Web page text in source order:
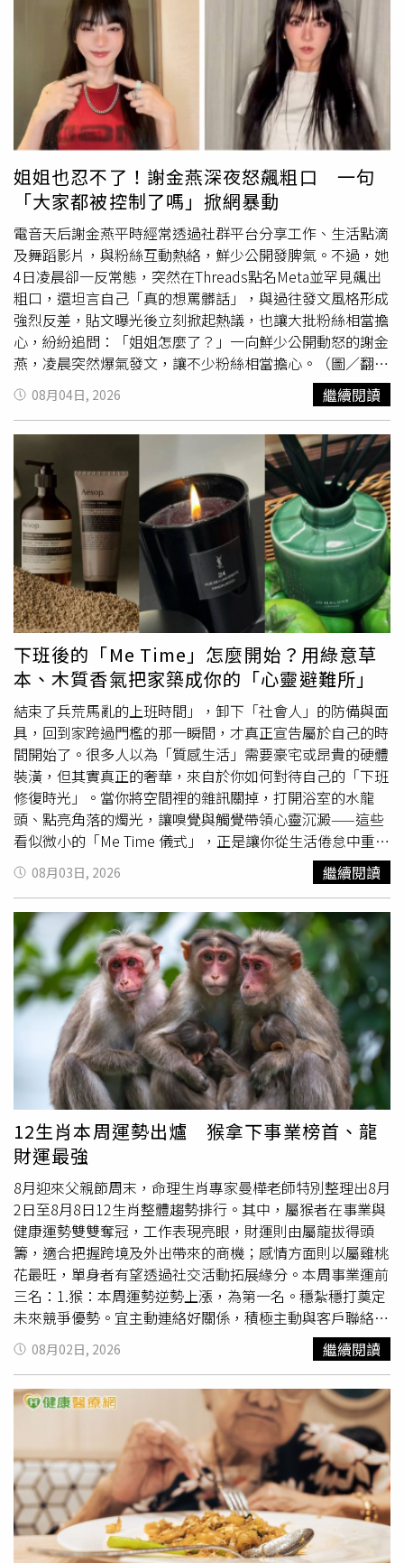
發文希望有台灣山友能幫忙帶高蛋白粉、益生菌、維他命
C、綜合維生素B群，以及鋅、鐵、鎂等營養品上山，並表
示願意支付費用。沒想到貼文曝光後，很快就有台灣山友主
動幫忙。原PO透露「稟告各位台灣超人，已經有人幫我帶
上山了！突然被捕捉然後塞了一堆保健品，而且都深藏功與
名，不跟我說名字」，她收到的物資除了保健食品外，還有
能量飲、果膠、堅果棒、蛋白棒、點心，甚至還有人特地帶
了Lawson炸雞上山；更讓她驚訝的是，由於長時間工作造
成她的斜方肌不適，竟還有山友貼心送上類固醇藥物，讓她
暖心笑說「山頂醫院都開張了」。許多台灣山友帶物資給原
PO，讓她相當感動。（圖／翻攝自Threads／
@______peipei）還有山友知道原PO斜方肌不適後，貼心
送來類固醇藥物。（圖／翻攝自Threads／
@______peipei）原PO坦言，一開始發文只是想「活下
去」，尤其山上極度缺乏原型食物，沒想到獲得這麼多陌生
人的幫助，她感性表示，身體雖然十分疲憊，但內心卻充滿
感動，「在台灣的時候會覺得是鬼島，但離開之後就會知道
那是一塊寶島，全世界只有台灣人會這樣，我說真的」。原
PO也透露，未來自己會分享在富士山頂工作及攀登富士山
的注意事項，並整理成旅客篇與工作篇，讓想來富士山爬山
或住宿的人可以參考，「希望文字能夠留下足跡，讓後續的
人可以作為參考，祝福每個人爬山都出大景，平安下山」。
姐姐也忍不了！謝金燕深夜怒飆粗口 一句
「大家都被控制了嗎」掀網暴動
電音天后謝金燕平時經常透過社群平台分享工作、生活點滴
及舞蹈影片，與粉絲互動熱絡，鮮少公開發脾氣。不過，她
4日凌晨卻一反常態，突然在Threads點名Meta並罕見飆出
粗口，還坦言自己「真的想罵髒話」，與過往發文風格形成
強烈反差，貼文曝光後立刻掀起熱議，也讓大批粉絲相當擔
心，紛紛追問：「姐姐怎麼了？」一向鮮少公開動怒的謝金
燕，凌晨突然爆氣發文，讓不少粉絲相當擔心。（圖／翻攝
自Threads，jeanniehsieh___bbb）謝金燕在Threads寫
下：「我真的不是會隨便跟大家倒垃圾的人，但我真的想罵
髒話……Meta你ㄨㄨ蛋！」隨後又發文疑惑表示：「大家
都被Meta控制了嗎？」從字裡行間不難看出，她對這次事
件相當在意，也因此引發外界好奇，究竟是什麼原因，讓向
來情緒管理得宜的她忍不住公開爆氣。貼文曝光後，大批粉
絲立刻湧入留言區關心，有人詢問「Meta到底做了什
麼？」、「姐姐怎麼了？」、「發生什麼事了？」也有人笑
稱要化身「柯南」幫忙追查真相，更有粉絲打趣表示：「敢
欺負姐姐的人是不要命了嗎？」相關討論也迅速在社群平台
延燒。謝金燕疑似因Threads平台異常而動怒，相關貼文曝
光後引發網友熱烈討論。（圖／翻攝自Threads，
jeanniehsieh___bbb）面對粉絲接連關心，謝金燕事後也留
言回應：「抱歉！沒忍住。」雖然她始終沒有進一步說明事
件原委，但一句簡短回覆，也讓不少粉絲感受到她當時確實
忍耐已久，才會罕見在社群公開宣洩情緒。由於謝金燕沒有
公開說明原因，網友也開始比對她近期的發文內容，不少人
推測，這次突然點名Meta，很可能與Threads近期出現的系
統異常有關。她日前曾提到，不少粉絲留言會被系統「吃
掉」，甚至無故消失，導致她與粉絲的互動受到影響，而這
次一句「大家都被Meta控制了嗎？」更讓不少網友認為，
她應該也是近期平台異常的受影響者之一。不過，截至目前
為止，謝金燕並未證實真正原因，Meta方面也沒有回應相
關情況。除了這起罕見爆氣事件掀起討論外，謝金燕近期分
享的保養及身材管理方式，同樣受到不少粉絲關注。她日前
透露，自己連續兩個月幾乎天天吃火鍋，體重不但沒有增
加，反而一直維持在46公斤左右，甚至還略微下降，讓不少
人直呼不可思議。謝金燕表示，她並沒有刻意節食，而是透
過調整進食順序控制體態，每次吃火鍋時都會先吃蔬菜、菇
類，再吃肉類與雞蛋，最後才攝取澱粉，同時每餐維持八分
飽，因此即使經常享用火鍋，也能減少身體負擔、維持理想
體態。除了維持身材，她也大方分享養髮祕訣，包括平時多
補充蛋白質、Omega-3魚油、鋅、維生素B群及鐵質，維持
充足睡眠、避免過度焦慮，吹頭髮時不要使用過高溫度，並
保持均衡飲食。她更笑說，自己的
08月04日, 2026 繼續閱讀
下班後的「Me Time」怎麼開始？用綠意草
本、木質香氣把家築成你的「心靈避難所」
結束了兵荒馬亂的上班時間」，卸下「社會人」的防備與面
具，回到家跨過門檻的那一瞬間，才真正宣告屬於自己的時
間開始了。很多人以為「質感生活」需要豪宅或昂貴的硬體
裝潢，但其實真正的奢華，來自於你如何對待自己的「下班
修復時光」。當你將空間裡的雜訊關掉，打開浴室的水龍
頭、點亮角落的燭光，讓嗅覺與觸覺帶領心靈沉澱——這些
看似微小的「Me Time 儀式」，正是讓你從生活倦怠中重新
補滿血量的祕密武器。剛踏進家門、需要切換心情的「過渡
時刻」剛從擠爆的捷運、塞車的車陣或高壓的辦公室回到
家，腦袋還停留在工作節奏中，無法放鬆？這時你需要一個
「開關」告訴自己：下班了！神隊友推薦：Jo Malone
London 綠蕃茄藤限定版擴香 & 番茄葉手部清潔露一推開家
門，迎面而來的是 Townhouse 限定版擴香釋放出的綠蕃茄
藤與雪松葉氣息，宛如秒飛晨光灑落的英倫蔬菜園，滿溢清
新自然的生機。走進洗手台，用「番茄葉手部清潔露」洗去
外面的灰塵與病菌，透明凝露轉化為綿密泡沫，甘油與白花
菜籽油滋潤雙手的同時，鮮明草本香氣瞬間洗淨了內心的浮
躁，成為開啟 Me Time 的完美第一步。（圖／品牌提供、
廖怡婷 攝）Jo Malone London Townhouse 綠蕃茄藤香氛
工藝限定版陶瓷蠟燭 300G／5200元、75G／2000元、
Townhouse綠蕃茄藤限定版擴香 350ML／8100元 ; 番茄葉
手部清潔露 250ML／2050元（圖／品牌提供）卸下一整天
防禦、需要深度沉靜的「感官沐浴時間」開了一整天的會、
處理完無數突發狀況，身體緊繃到連肩頸都在抗議？此時的
淋浴不只是為了洗澡，而是一場洗滌紛亂情緒的靜心儀式。
神隊友推薦：Aesop 異想熾香身體潔膚露走進浴室，讓溫熱
的水氣漫延，抹上 Aesop 新款「異想熾香身體潔膚露」。
低起泡的透明凝露質地極其溫和，揉碎的芫荽籽與黑胡椒交
織出溫暖辛香與冷冽涼感的完美對比。深沉細緻的木質香調
隨著蒸氣包裹全身，不只溫柔安撫了每一吋疲憊的肌膚，更
把一天累積的心靈廢氣通通帶走，洗完肌膚保濕不乾澀，給
自己一場最極致的沐浴 Spa。Aesop 異想熾香身體潔膚露
180mL／1,250元、500mL／1,600元、500mL（旋蓋版）
／1,500元（圖／品牌提供）洗完澡後的夜晚自由、需要微
醺光影的「沉浸式Me Time」洗完澡換上舒適睡衣，熄滅客
廳的主燈，距離睡前還有兩小時。這段時間不追劇、不看公
事信件，只想窩在沙發上閱讀、聽音樂或單純發呆。神隊友
推薦：YSL 時尚訂製香氛蠟燭點燃 YSL 全新時尚訂製香氛蠟
燭，黑色鏡面玻璃瓶身與金屬 Cassandre 標誌在微弱燭光
下散發低調奢華感。特別推薦的「學術大道24號」，以檀香
08月03日, 2026 繼續閱讀
12生肖本周運勢出爐 猴拿下事業榜首、龍
財運最強
8月迎來父親節周末，命理生肖專家曼樺老師特別整理出8月
2日至8月8日12生肖整體趨勢排行。其中，屬猴者在事業與
健康運勢雙雙奪冠，工作表現亮眼，財運則由屬龍拔得頭
籌，適合把握跨境及外出帶來的商機；感情方面則以屬雞桃
花最旺，單身者有望透過社交活動拓展緣分。本周事業運前
三名：1.猴：本周運勢逆勢上漲，為第一名。穩紮穩打奠定
未來競爭優勢。宜主動連絡好關係，積極主動與客戶聯絡。
2.兔：本周運勢漂亮出擊，繼續有力加持，為第二名。職場
得意之際，慎防有心人破壞同事關係，被謠言蜜語所蒙蔽。
境以和為貴，真真假假，對人不要諸多挑剔，以免孤立無
伴。3.虎：本周運勢仍表現尚可，奮發向上，為第三名。事
業表現有意外驚喜，遇上貴人相助，一定要把握難得機會。
3.龍：本周運勢持續走高，同為第三名。驛馬星動，外出財
運更好，業務人員多爭取機會。在上位者，建議聽取下屬意
見為優先。本周財運前三名：1.龍：本周驛馬星動的海外
財，大多來自跨境電商的小小投資，還好貴人提攜，因應勢
變，提早布局，財有了最大的收穫。2.猴：本周財運不俗，
08月02日, 2026 繼續閱讀